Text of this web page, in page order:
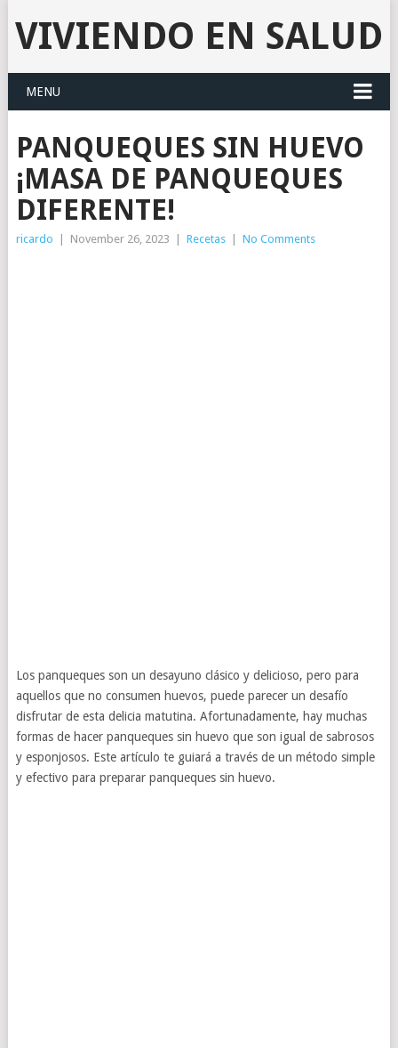
VIVIENDO EN SALUD
MENU
PANQUEQUES SIN HUEVO
¡MASA DE PANQUEQUES
DIFERENTE!
ricardo November 26, 2023 Recetas No Comments
Los panqueques son un desayuno clásico y delicioso, pero para
aquellos que no consumen huevos, puede parecer un desafío
disfrutar de esta delicia matutina. Afortunadamente, hay muchas
formas de hacer panqueques sin huevo que son igual de sabrosos
y esponjosos. Este artículo te guiará a través de un método simple
y efectivo para preparar panqueques sin huevo.